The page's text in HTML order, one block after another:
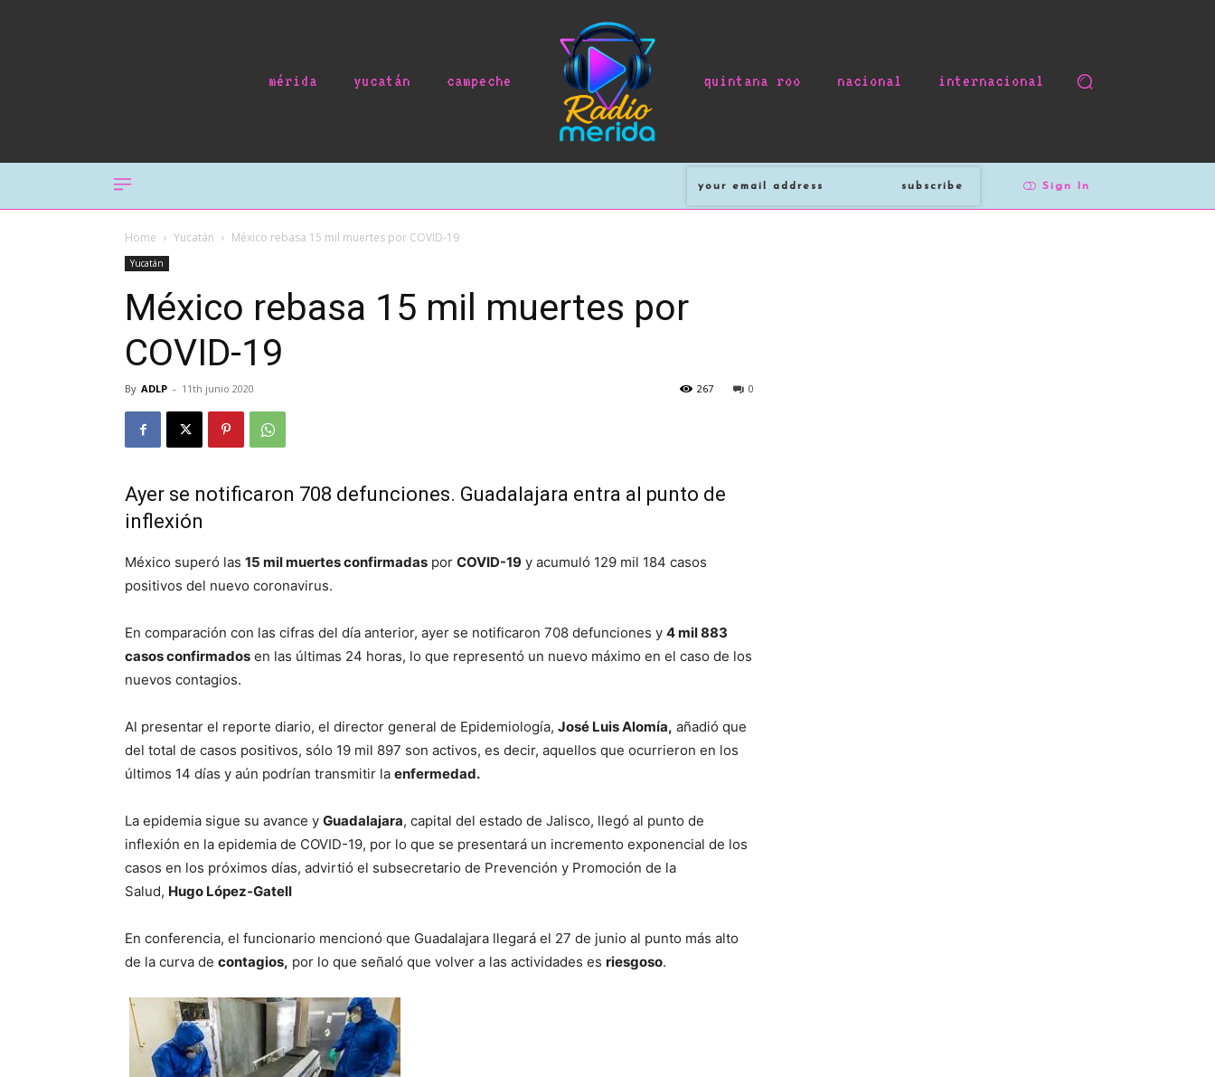
mérida yucatán campeche quintana roo nacional internacional
subscribe Sign In
Home Yucatán México rebasa 15 mil muertes por COVID-19
Yucatán
México rebasa 15 mil muertes por
COVID-19
By ADLP - 11th junio 2020 0
267
Ayer se notificaron 708 defunciones. Guadalajara entra al punto de
inflexión
México superó las 15 mil muertes confirmadas por COVID-19 y acumuló 129 mil 184 casos
positivos del nuevo coronavirus.
En comparación con las cifras del día anterior, ayer se notificaron 708 defunciones y 4 mil 883
casos confirmados en las últimas 24 horas, lo que representó un nuevo máximo en el caso de los
nuevos contagios.
Al presentar el reporte diario, el director general de Epidemiología, José Luis Alomía, añadió que
del total de casos positivos, sólo 19 mil 897 son activos, es decir, aquellos que ocurrieron en los
últimos 14 días y aún podrían transmitir la enfermedad.
La epidemia sigue su avance y Guadalajara, capital del estado de Jalisco, llegó al punto de
inflexión en la epidemia de COVID-19, por lo que se presentará un incremento exponencial de los
casos en los próximos días, advirtió el subsecretario de Prevención y Promoción de la
Salud, Hugo López-Gatell
En conferencia, el funcionario mencionó que Guadalajara llegará el 27 de junio al punto más alto
de la curva de contagios, por lo que señaló que volver a las actividades es riesgoso.